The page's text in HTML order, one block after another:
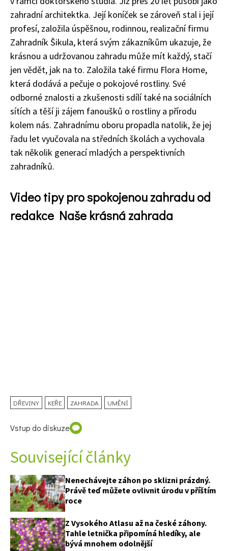
zahradní architektka. Její koníček se zároveň stal i její
profesí, založila úspěšnou, rodinnou, realizační firmu
Zahradník Šikula, která svým zákazníkům ukazuje, že
krásnou a udržovanou zahradu může mít každý, stačí
jen vědět, jak na to. Založila také firmu Flora Home,
která dodává a pečuje o pokojové rostliny. Své
odborné znalosti a zkušenosti sdílí také na sociálních
sítích a těší ji zájem fanoušků o rostliny a přírodu
kolem nás. Zahradnímu oboru propadla natolik, že jej
řadu let vyučovala na středních školách a vychovala
tak několik generací mladých a perspektivních
zahradníků.
Video tipy pro spokojenou zahradu od
redakce Naše krásná zahrada
DŘEVINY KEŘE ZAHRADA UMĚNÍ
Vstup do diskuze
Související články
Nenechávejte záhon po sklizni prázdný.
Právě teď můžete ovlivnit úrodu v příštím
roce
Z Vysokého Atlasu až na české záhony.
Tahle letnička připomíná hledíky, ale
bývá mnohem odolnější